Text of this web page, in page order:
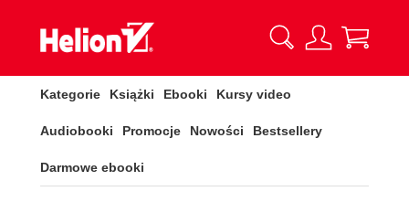
Kategorie Książki Ebooki Kursy video
Audiobooki Promocje Nowości Bestsellery
Darmowe ebooki